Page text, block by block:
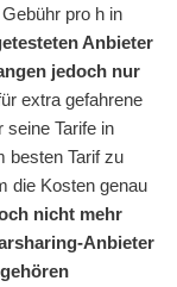
pro h in
Anbieter
jedoch nur
extra gefahrene
seine Tarife in
besten Tarif zu
die Kosten genau
nicht mehr
Anbieter